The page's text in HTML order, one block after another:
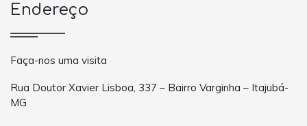
Endereço
Faça-nos uma visita
Rua Doutor Xavier Lisboa, 337 – Bairro Varginha – Itajubá-
MG